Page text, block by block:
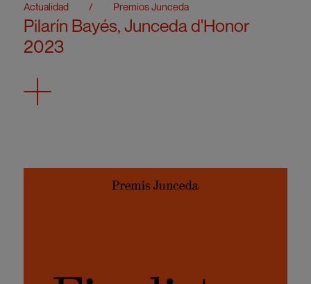
Actualidad / Premios Junceda
Pilarín Bayés, Junceda d'Honor
2023